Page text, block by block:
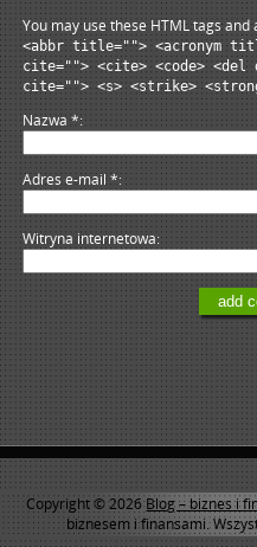
You may use these HTML tags
<abbr title=""> <acronym
cite=""> <cite> <code> <del
cite=""> <s> <strike>
Nazwa*
Adres e-mail*
Witryna internetowa
Copyright © 2026Blog – biznes i
biznesem i finansami.